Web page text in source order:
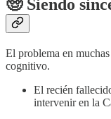
🧓 Siendo
El problema en
cognitivo.
El recién
intervenir en la